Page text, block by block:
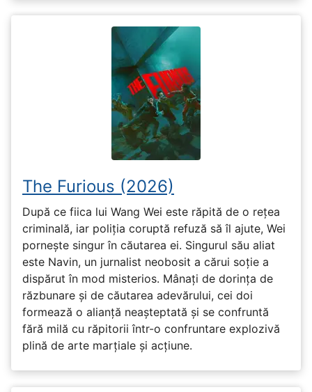
The Furious (2026)
După ce fiica lui Wang Wei este răpită de o rețea
criminală, iar poliția coruptă refuză să îl ajute, Wei
pornește singur în căutarea ei. Singurul său aliat
este Navin, un jurnalist neobosit a cărui soție a
dispărut în mod misterios. Mânați de dorința de
răzbunare și de căutarea adevărului, cei doi
formează o alianță neașteptată și se confruntă
fără milă cu răpitorii într-o confruntare explozivă
plină de arte marțiale și acțiune.